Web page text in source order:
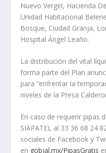
Nuevo Vergel, Hacienda
Unidad Habitacional
Bosque, Ciudad Granja,
Hospital Ángel Leaño.
La distribución del vital
forma parte del Plan
para “enfrentar la
niveles de la Presa
En caso de requerir pipas
SIAPATEL al 33 36 68 24
sociales de Facebook y
en gobjal.mx/PipasGratis